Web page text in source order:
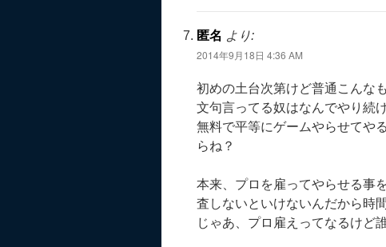
匿名 より:
2014年9月18日 4:36 AM
初めの土台次第けど普通こんな
文句言ってる奴はなんでやり続
無料で平等にゲームやらせてや
らね？
本来、プロを雇ってやらせる事
査しないといけないんだから時
じゃあ、プロ雇えってなるけど